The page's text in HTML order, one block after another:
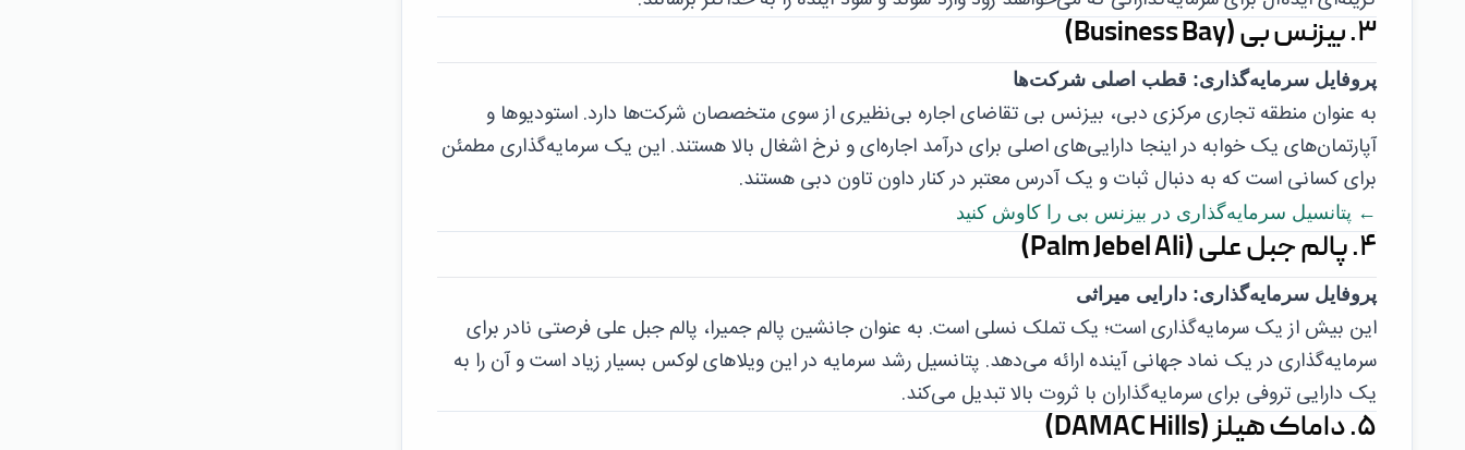
۳. بیزنس بی (Business Bay)
پروفایل سرمایه‌گذاری: قطب اصلی شرکت‌ها
به عنوان منطقه تجاری مرکزی دبی، بیزنس بی تقاضای اجاره بی‌نظیری از سوی متخصصان شرکت‌ها دارد. استودیوها و
آپارتمان‌های یک خوابه در اینجا دارایی‌های اصلی برای درآمد اجاره‌ای و نرخ اشغال بالا هستند. این یک سرمایه‌گذاری مطمئن
برای کسانی است که به دنبال ثبات و یک آدرس معتبر در کنار داون تاون دبی هستند.
← پتانسیل سرمایه‌گذاری در بیزنس بی را کاوش کنید
۴. پالم جبل علی (Palm Jebel Ali)
پروفایل سرمایه‌گذاری: دارایی میراثی
این بیش از یک سرمایه‌گذاری است؛ یک تملک نسلی است. به عنوان جانشین پالم جمیرا، پالم جبل علی فرصتی نادر برای
سرمایه‌گذاری در یک نماد جهانی آینده ارائه می‌دهد. پتانسیل رشد سرمایه در این ویلاهای لوکس بسیار زیاد است و آن را به
یک دارایی تروفی برای سرمایه‌گذاران با ثروت بالا تبدیل می‌کند.
۵. داماک هیلز (DAMAC Hills)